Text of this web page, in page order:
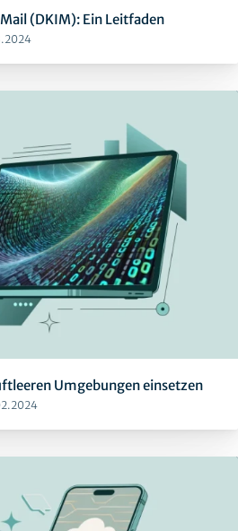
(DKIM): Ein Leitfaden
Umgebungen einsetzen